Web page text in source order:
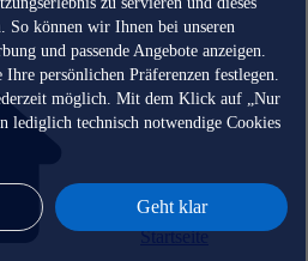
So können wir Ihnen bei unseren
und passende Angebote anzeigen.
Ihre persönlichen Präferenzen festlegen.
möglich. Mit dem Klick auf „Nur
lediglich technisch notwendige Cookies
Geht klar
Startseite